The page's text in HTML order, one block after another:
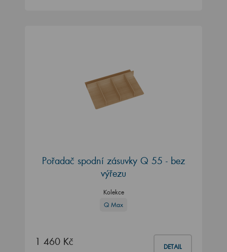
Pořadač spodní zásuvky Q 55 - bez
výřezu
Kolekce
Q Max
1 460 Kč DETAIL